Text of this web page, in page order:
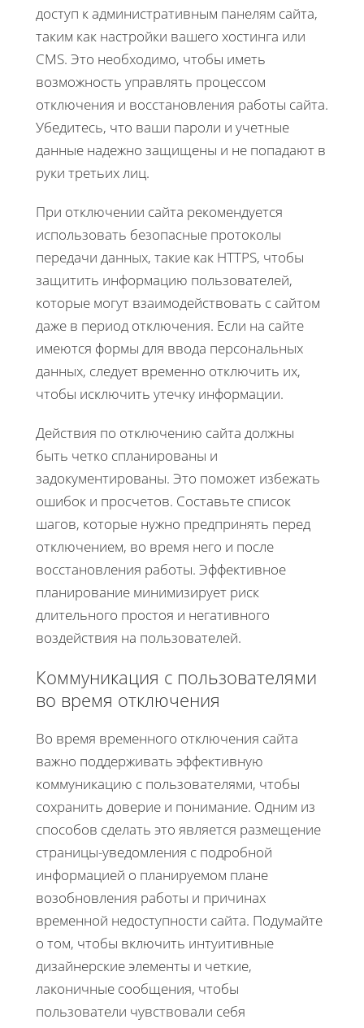
доступ к административным панелям сайта,
таким как настройки вашего хостинга или
CMS. Это необходимо, чтобы иметь
возможность управлять процессом
отключения и восстановления работы сайта.
Убедитесь, что ваши пароли и учетные
данные надежно защищены и не попадают в
руки третьих лиц.
При отключении сайта рекомендуется
использовать безопасные протоколы
передачи данных, такие как HTTPS, чтобы
защитить информацию пользователей,
которые могут взаимодействовать с сайтом
даже в период отключения. Если на сайте
имеются формы для ввода персональных
данных, следует временно отключить их,
чтобы исключить утечку информации.
Действия по отключению сайта должны
быть четко спланированы и
задокументированы. Это поможет избежать
ошибок и просчетов. Составьте список
шагов, которые нужно предпринять перед
отключением, во время него и после
восстановления работы. Эффективное
планирование минимизирует риск
длительного простоя и негативного
воздействия на пользователей.
Коммуникация с пользователями
во время отключения
Во время временного отключения сайта
важно поддерживать эффективную
коммуникацию с пользователями, чтобы
сохранить доверие и понимание. Одним из
способов сделать это является размещение
страницы-уведомления с подробной
информацией о планируемом плане
возобновления работы и причинах
временной недоступности сайта. Подумайте
о том, чтобы включить интуитивные
дизайнерские элементы и четкие,
лаконичные сообщения, чтобы
пользователи чувствовали себя